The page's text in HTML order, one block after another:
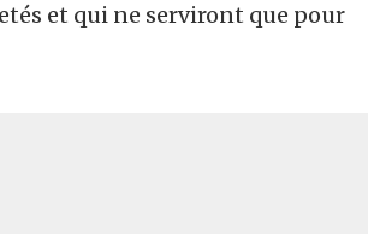
et qui ne serviront que pour